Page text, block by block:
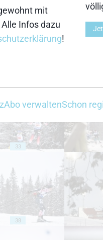
33
38
mit
Infos dazu
!
Abo verwaltenSchon